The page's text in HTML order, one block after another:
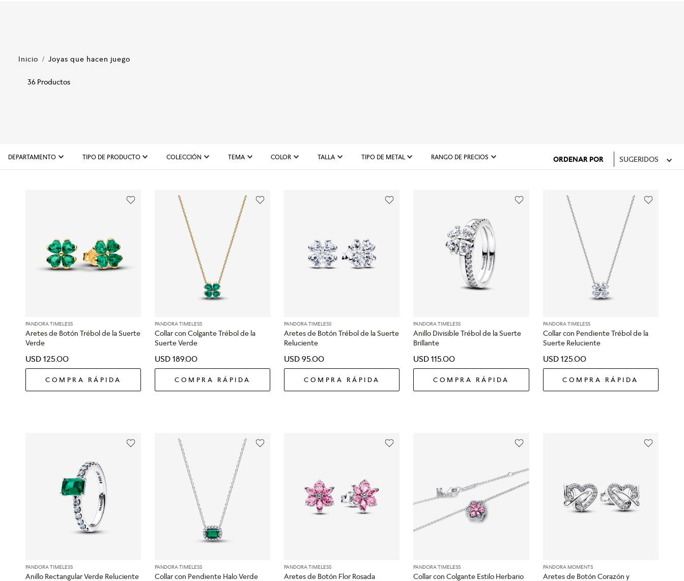
Joyas que hacen juego
36 Productos
DEPARTAMENTO TIPO DE PRODUCTO COLECCIÓN TEMA COLOR TALLA TIPO DE METAL RANGO DE PRECIOS ORDENAR POR SUGERIDOS
PANDORA TIMELESS
Aretes de Botón Trébol de la Suerte
Verde
USD 125.00
COMPRA RÁPIDA
PANDORA TIMELESS
Collar con Colgante Trébol de la
Suerte Verde
USD 189.00
COMPRA RÁPIDA
PANDORA TIMELESS
Aretes de Botón Trébol de la Suerte
Reluciente
USD 95.00
COMPRA RÁPIDA
PANDORA TIMELESS
Anillo Divisible Trébol de la Suerte
Brillante
USD 115.00
COMPRA RÁPIDA
PANDORA TIMELESS
Collar con Pendiente Trébol de la
Suerte Reluciente
USD 12500
COMPRA RÁPIDA
PANDORA TIMELESS
Anillo Rectangular Verde Reluciente
PANDORA TIMELESS
Collar con Pendiente Halo Verde
PANDORA TIMELESS
Aretes de Botón Flor Rosada
PANDORA TIMELESS
Collar con Colgante Estilo Herbario
PANDORA MOMENTS
Aretes de Botón Corazón y